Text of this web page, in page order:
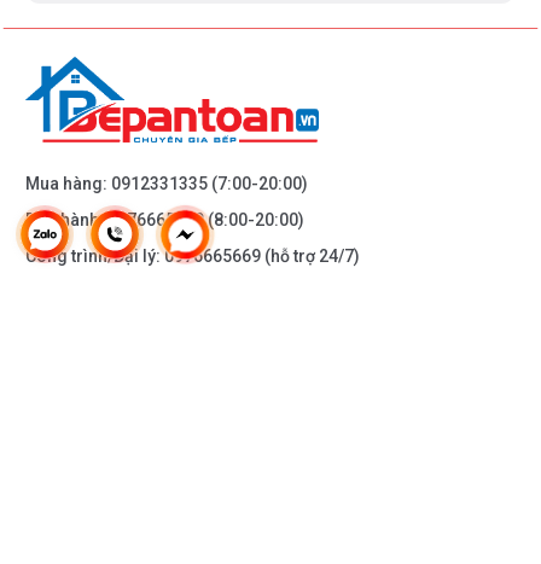
Mua hàng: 0912331335 (7:00-20:00)
Bảo hành:0976665669(8:00-20:00)
Công trình/Đại lý:0976665669 (hỗ trợ 24/7)